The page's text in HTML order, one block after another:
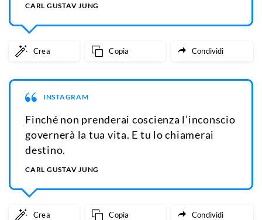
CARL GUSTAV JUNG
Crea Copia Condividi
INSTAGRAM
Finché non prenderai coscienza l’inconscio
governerà la tua vita. E tu lo chiamerai
destino.
CARL GUSTAV JUNG
Crea Copia Condividi